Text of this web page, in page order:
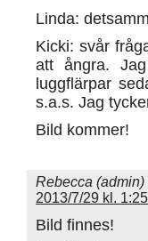
Linda:
Kicki: svår
att ångra.
luggflärpar
s.a.s. Jag
Bild kommer!
Rebecca (admin)
2013/7/29 kl.
Bild finnes!